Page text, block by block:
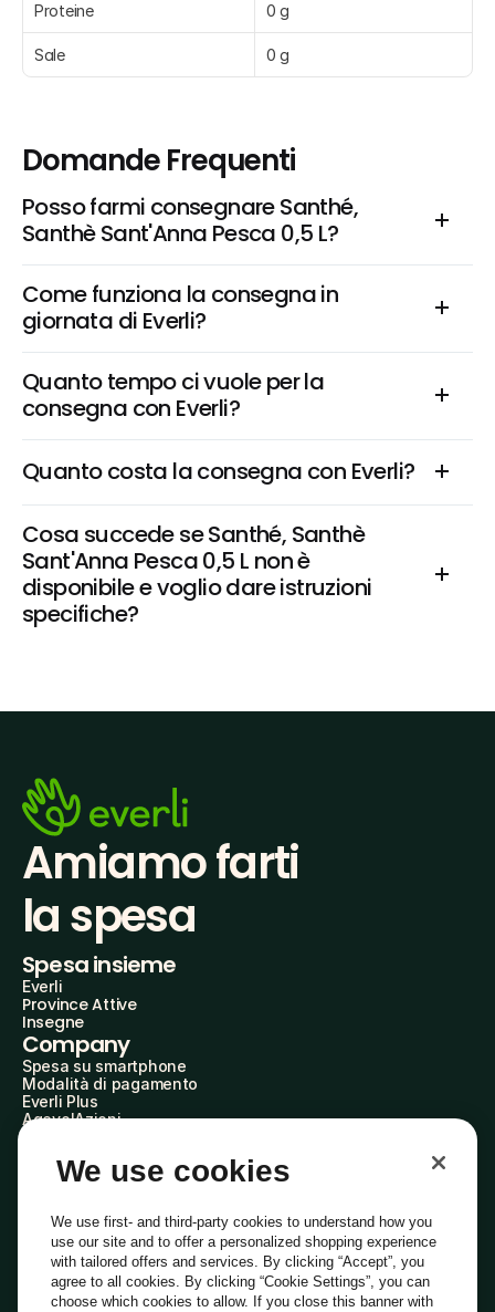
Proteine 0 g
Sale 0 g
Domande Frequenti
Posso farmi consegnare Santhé,
Santhè Sant'Anna Pesca 0,5 L?
Come funziona la consegna in
giornata di Everli?
Quanto tempo ci vuole per la
consegna con Everli?
Quanto costa la consegna con Everli?
Cosa succede se Santhé, Santhè
Sant'Anna Pesca 0,5 L non è
disponibile e voglio dare istruzioni
specifiche?
Amiamo farti
la spesa
Spesa insieme
Everli
Province Attive
Insegne
Company
Spesa su smartphone
Modalità di pagamento
Everli Plus
AgevolAzioni
Everli Shoppers
Scopri chi siamo
Domande frequenti
Lavora con noi
Diventa Shopper
Investitori
We use cookies
We use first- and third-party cookies to understand how you
use our site and to offer a personalized shopping experience
with tailored offers and services. By clicking “Accept”, you
agree to all cookies. By clicking “Cookie Settings”, you can
choose which cookies to allow. If you close this banner with